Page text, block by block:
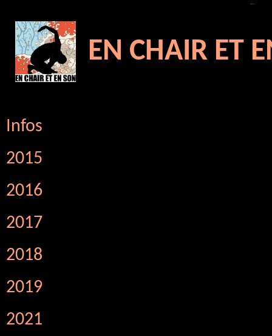
EN CHAIR ET
Infos
2015
2016
2017
2018
2019
2021